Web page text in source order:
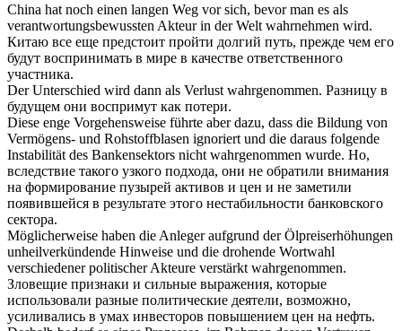
China hat noch einen langen Weg vorsich, bevor man es als
verantwortungsbewussten Akteur in der Welt wahrnehmen wird.
Китаю все еще предстоит пройти долгий путь, прежде чем его
будут воспринимать в мире в качестве ответственного
участника.
Der Unterschied wird dann als Verlust wahrgenommen. Разницу в
будущем они воспримут как потери.
Diese enge Vorgehensweise führte aber dazu, dass die Bildung von
Vermögens- und Rohstoffblasen ignoriert und die daraus folgende
Instabilität des Bankensektors nicht wahrgenommen wurde. Но,
вследствие такого узкого подхода, они не обратили внимания
на формирование пузырей активов и цен и не заметили
появившейся в результате этого нестабильности банковского
сектора.
Möglicherweise haben die Anleger aufgrund der Ölpreiserhöhungen
unheilverkündende Hinweise und die drohende Wortwahl
verschiedener politischer Akteure verstärkt wahrgenommen.
Зловещие признаки и сильные выражения, которые
использовали разные политические деятели, возможно,
усиливались в умах инвесторов повышением цен на нефть.